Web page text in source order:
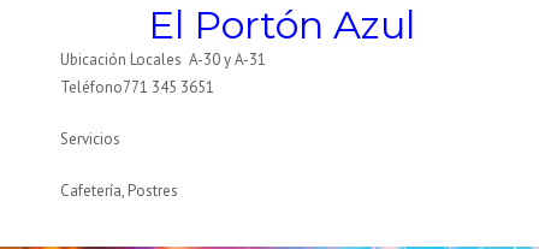
El Portón Azul
Ubicación Locales A-30 y A-31
Teléfono771 345 3651
Servicios
Cafetería, Postres